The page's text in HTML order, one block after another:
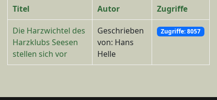
Titel Autor Zugriffe
Die Harzwichtel des
Harzklubs Seesen
stellen sich vor
Geschrieben
von: Hans
Helle
Zugriffe: 8057